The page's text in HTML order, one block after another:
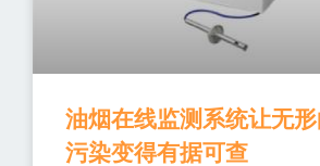
油烟在线监测系统让无形
污染变得有据可查